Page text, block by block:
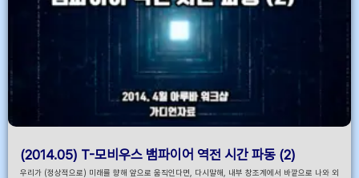
(2014.05) T-모비우스 뱀파이어 역전 시간 파동 (2)
우리가 (정상적으로) 미래를 향해 앞으로 움직인다면, 다시말해, 내부 창조계에서 바깥으로 나와 외